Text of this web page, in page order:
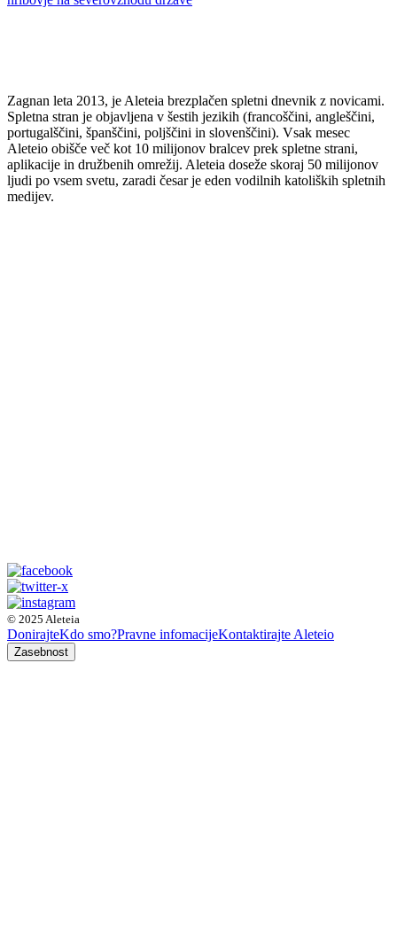
Zagnan leta 2013, je Aleteia brezplačen spletni dnevnik z novicami.
Spletna stran je objavljena v šestih jezikih (francoščini, angleščini,
portugalščini, španščini, poljščini in slovenščini). Vsak mesec
Aleteio obišče več kot 10 milijonov bralcev prek spletne strani,
aplikacije in družbenih omrežij. Aleteia doseže skoraj 50 milijonov
ljudi po vsem svetu, zaradi česar je eden vodilnih katoliških spletnih
medijev.
© 2025 Aleteia
DonirajteKdo smo?Pravne infomacijeKontaktirajte Aleteio
Zasebnost